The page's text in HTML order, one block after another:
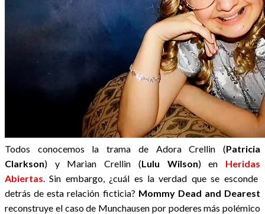
Todos conocemos la trama de Adora Crellin (Patricia
Clarkson) y Marian Crellin (Lulu Wilson) en Heridas
Abiertas . Sin embargo, ¿cuál es la verdad que se esconde
detrás de esta relación ficticia? Mommy Dead and Dearest
reconstruye el caso de Munchausen por poderes más polémico